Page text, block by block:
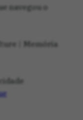
navegou o
| Memória